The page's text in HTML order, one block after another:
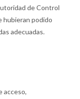
de Control
hubieran podido
adecuadas.
acceso,